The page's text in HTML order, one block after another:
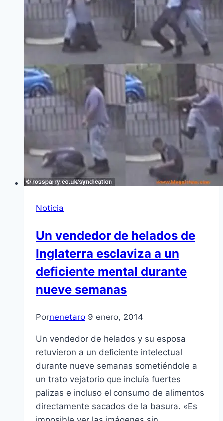
Noticia
Un vendedor de helados de
Inglaterra esclaviza a un
deficiente mental durante
nueve semanas
Pornenetaro 9 enero, 2014
Un vendedor de helados y su esposa
retuvieron a un deficiente intelectual
durante nueve semanas sometiéndole a
un trato vejatorio que incluía fuertes
palizas e incluso el consumo de alimentos
directamente sacados de la basura. «Es